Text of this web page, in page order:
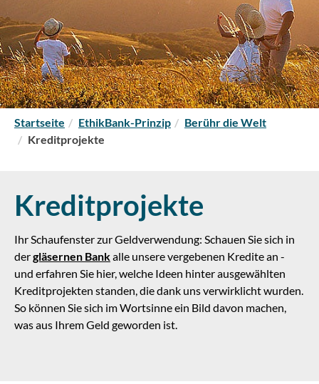
S
i
d
h
i
e
r
:
Startseite EthikBank-Prinzip
Berühr die Welt
Kreditprojekte
Kreditprojekte
Ihr Schaufenster zur Geldverwendung: Schauen Sie sich in
dergläsernen Bankalle unsere vergebenen Kredite an -
und erfahren Sie hier, welche Ideen hinter ausgewählten
Kreditprojekten standen, die dank uns verwirklicht wurden.
So können Sie sich im Wortsinne ein Bild davon machen,
was aus Ihrem Geld geworden ist.